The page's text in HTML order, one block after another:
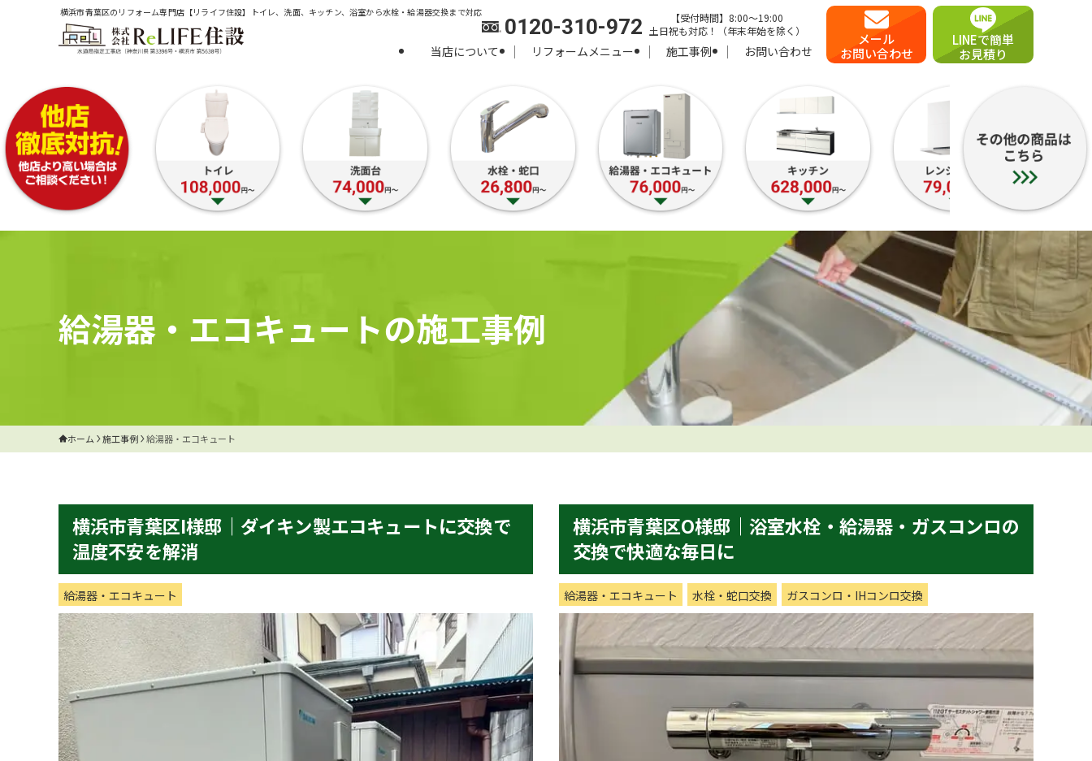
横浜市青葉区のリフォーム専門店【リライフ住設】トイレ、洗面、キッチン、浴室から水栓・給湯器交換まで対応
当店について リフォームメニュー 施工事例 お問い合わせ
0120-310-972
【受付時間】8:00〜19:00
土日祝も対応！（年末年始を除く）
メール
お問い合わせ
LINEで簡単
お見積り
給湯器・エコキュートの施工事例
ホーム 施工事例 給湯器・エコキュート
横浜市青葉区I様邸｜ダイキン製エコキュートに交換で
温度不安を解消
給湯器・エコキュート
横浜市青葉区O様邸｜浴室水栓・給湯器・ガスコンロの
交換で快適な毎日に
給湯器・エコキュート 水栓・蛇口交換 ガスコンロ・IHコンロ交換